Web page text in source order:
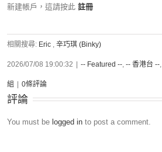
新建帳戶，這請按此 註冊
相關搜尋: Eric , 辛巧琪 (Binky)
2026/07/08 19:00:32 -- Featured --, -- 香港台 --,
組 0條評論
評論
You must be logged in to post a comment.